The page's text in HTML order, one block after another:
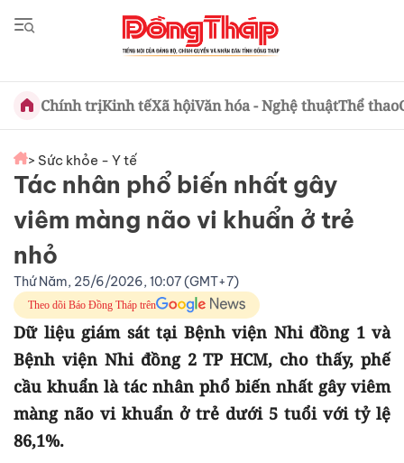
Chính trịKinh tếXã hộiVăn hóa - Nghệ thuậtThể thao
> Sức khỏe - Y tế
Tác nhân phổ biến nhất gây
viêm màng não vi khuẩn ở trẻ
nhỏ
Thứ Năm, 25/6/2026, 10:07 (GMT+7)
Theo dõi Báo Đồng Tháp trên
Dữ liệu giám sát tại Bệnh viện Nhi đồng 1 và
Bệnh viện Nhi đồng 2 TP HCM, cho thấy, phế
cầu khuẩn là tác nhân phổ biến nhất gây viêm
màng não vi khuẩn ở trẻ dưới 5 tuổi với tỷ lệ
86,1%.